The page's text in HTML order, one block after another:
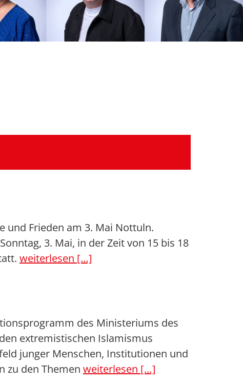
und Frieden am 3. Mai Nottuln.
3. Mai, in der Zeit von 15 bis 18
weiterlesen […]
des Ministeriums des
extremistischen Islamismus
junger Menschen, Institutionen und
zu den Themen weiterlesen […]